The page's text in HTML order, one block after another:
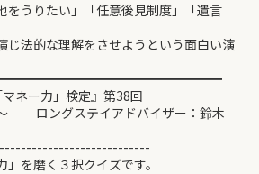
をうりたい」「任意後見制度」「遺言
じ法的な理解をさせようという面白い演
ネー力」検定』第38回
ロングステイアドバイザー：鈴木
を磨く３択クイズです。